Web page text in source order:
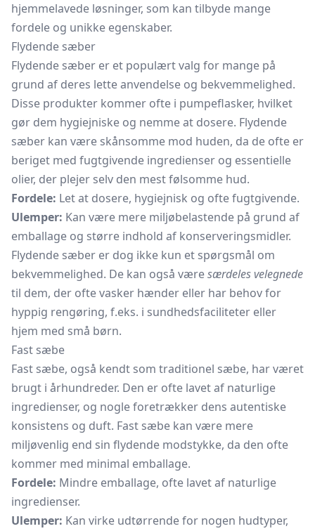
hjemmelavede løsninger, som kan tilbyde mange
fordele og unikke egenskaber.
Flydende sæber
Flydende sæber er et populært valg for mange på
grund af deres lette anvendelse og bekvemmelighed.
Disse produkter kommer ofte i pumpeflasker, hvilket
gør dem hygiejniske og nemme at dosere. Flydende
sæber kan være skånsomme mod huden, da de ofte er
beriget med fugtgivende ingredienser og essentielle
olier, der plejer selv den mest følsomme hud.
Fordele: Let at dosere, hygiejnisk og ofte fugtgivende.
Ulemper: Kan være mere miljøbelastende på grund af
emballage og større indhold af konserveringsmidler.
Flydende sæber er dog ikke kun et spørgsmål om
bekvemmelighed. De kan også væresærdeles velegnede
til dem, der ofte vasker hænder eller har behov for
hyppig rengøring, f.eks. i sundhedsfaciliteter eller
hjem med små børn.
Fast sæbe
Fast sæbe, også kendt som traditionel sæbe, har været
brugt i århundreder. Den er ofte lavet af naturlige
ingredienser, og nogle foretrækker dens autentiske
konsistens og duft. Fast sæbe kan være mere
miljøvenlig end sin flydende modstykke, da den ofte
kommer med minimal emballage.
Fordele: Mindre emballage, ofte lavet af naturlige
ingredienser.
Ulemper: Kan virke udtørrende for nogen hudtyper,